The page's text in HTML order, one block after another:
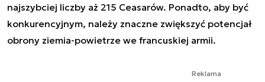
najszybciej liczby aż 215 Ceasarów. Ponadto, aby być
konkurencyjnym, należy znaczne zwiększyć potencjał
obrony ziemia-powietrze we francuskiej armii.
Reklama